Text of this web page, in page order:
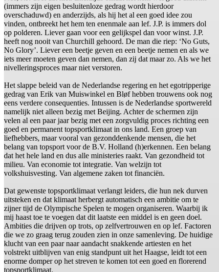
(immers zijn eigen besluitenloze gedrag wordt hierdoor
overschaduwd) en anderzijds, als hij het al een goed idee zou
vinden, ontbreekt het hem ten enenmale aan lef. J.P. is immers dol
op polderen. Liever gaan voor een gelijkspel dan voor winst. J.P.
heeft nog nooit van Churchill gehoord. De man die riep: ‘No Guts,
No Glory’. Liever een beetje geven en een beetje nemen en als we
iets meer moeten geven dan nemen, dan zij dat maar zo. Als we het
nivelleringsproces maar niet verstoren.
Het slappe beleid van de Nederlandse regering en het egotripperige
gedrag van Erik van Muiswinkel en Bløf hebben trouwens ook nog
eens verdere consequenties. Intussen is de Nederlandse sportwereld
namelijk niet alleen bezig met Beijing. Achter de schermen zijn
velen al een paar jaar bezig met een zorgvuldig proces richting een
goed en permanent topsportklimaat in ons land. Een groep van
liefhebbers, maar vooral van gezonddenkende mensen, die het
belang van topsport voor de B.V. Holland (h)erkennen. Een belang
dat het hele land en dus alle ministeries raakt. Van gezondheid tot
milieu. Van economie tot integratie. Van welzijn tot
volkshuisvesting. Van algemene zaken tot financiën.
Dat gewenste topsportklimaat verlangt leiders, die hun nek durven
uitsteken en dat klimaat herbergt automatisch een ambitie om te
zijner tijd de Olympische Spelen te mogen organiseren. Waarbij ik
mij haast toe te voegen dat dit laatste een middel is en geen doel.
Ambities die drijven op trots, op zelfvertrouwen en op lef. Factoren
die we zo graag terug zouden zien in onze samenleving. De huidige
klucht van een paar naar aandacht snakkende artiesten en het
volstrekt uitblijven van enig standpunt uit het Haagse, leidt tot een
enorme domper op het streven te komen tot een goed en florerend
topsportklimaat.